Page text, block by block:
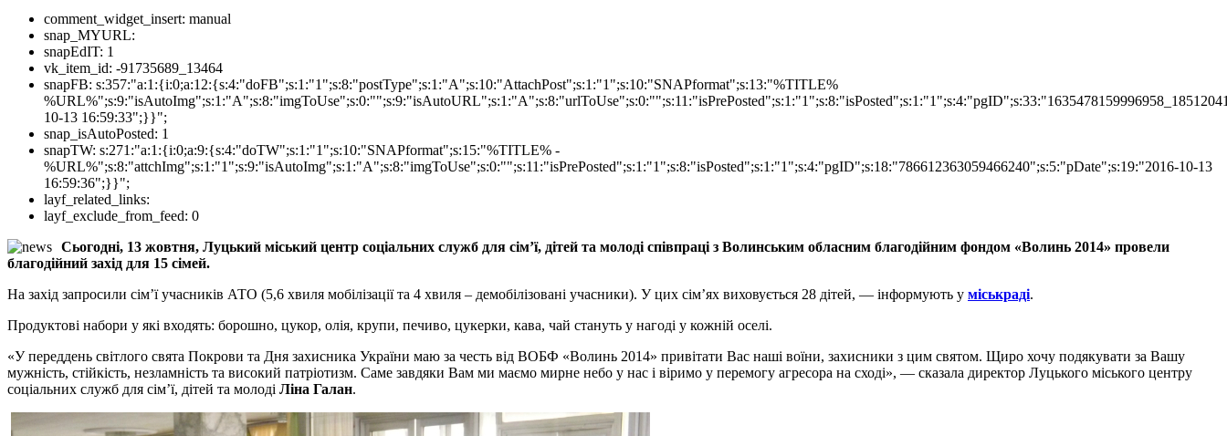
comment_widget_insert: manual
snap_MYURL:
snapEdIT: 1
vk_item_id: -91735689_13464
snapFB: s:357:"a:1:{i:0;a:12:{s:4:"doFB";s:1:"1";s:8:"postType";s:1:"A";s:10:"AttachPost";s:1:"1";s:10:"SNAPformat";s:13:"%TITLE%
10-13 16:59:33";}}";
snap_isAutoPosted: 1
snapTW: s:271:"a:1:{i:0;a:9:{s:4:"doTW";s:1:"1";s:10:"SNAPformat";s:15:"%TITLE% -
%URL%";s:8:"attchImg";s:1:"1";s:9:"isAutoImg";s:1:"A";s:8:"imgToUse";s:0:"";s:11:"isPrePosted";s:1:"1";s:8:"isPosted";s:1:"1";s:4:"pgID";s:18:"786612363059466240";s:5:"pDate";s:19:"2016-10-13
16:59:36";}}";
layf_related_links:
layf_exclude_from_feed: 0
Сьогодні, 13 жовтня, Луцький міський центр соціальних служб для сім’ї, дітей та молоді співпраці з Волинським обласним благодійним фондом «Волинь 2014» провели
благодійний захід для 15 сімей.
На захід запросили сім’ї учасників АТО (5,6 хвиля мобілізації та 4 хвиля – демобілізовані учасники). У цих сім’ях виховується 28 дітей, — інформують у міськраді.
Продуктові набори у які входять: борошно, цукор, олія, крупи, печиво, цукерки, кава, чай стануть у нагоді у кожній оселі.
«У переддень світлого свята Покрови та Дня захисника України маю за честь від ВОБФ «Волинь 2014» привітати Вас наші воїни, захисники з цим святом. Щиро хочу подякувати за Вашу
мужність, стійкість, незламність та високий патріотизм. Саме завдяки Вам ми маємо мирне небо у нас і віримо у перемогу агресора на сході», — сказала директор Луцького міського центру
соціальних служб для сім’ї, дітей та молоді Ліна Галан.